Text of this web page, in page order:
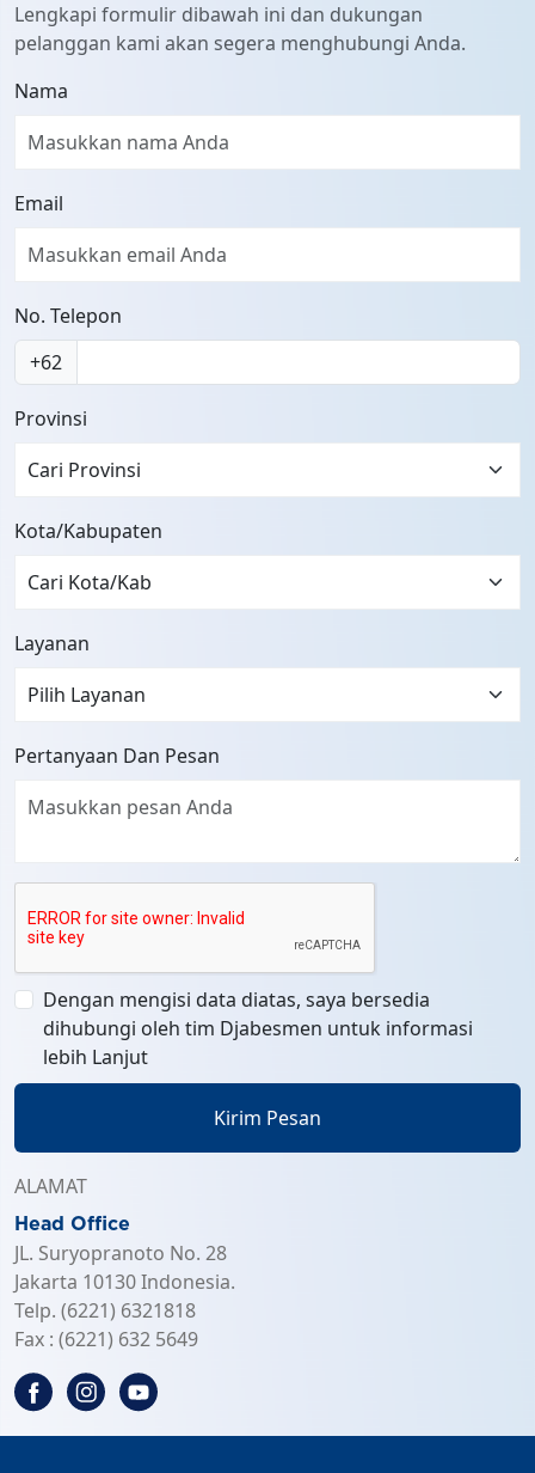
Lengkapi formulir dibawah ini dan dukungan
pelanggan kami akan segera menghubungi Anda.
Nama
Email
No. Telepon
+62
Provinsi
Cari Provinsi
Kota/Kabupaten
Layanan
Pertanyaan Dan Pesan
Dengan mengisi data diatas, saya bersedia
dihubungi oleh tim Djabesmen untuk informasi
lebih Lanjut
Kirim Pesan
ALAMAT
Head Office
JL. Suryopranoto No. 28
Jakarta 10130 Indonesia.
Telp. (6221) 6321818
Fax : (6221) 632 5649